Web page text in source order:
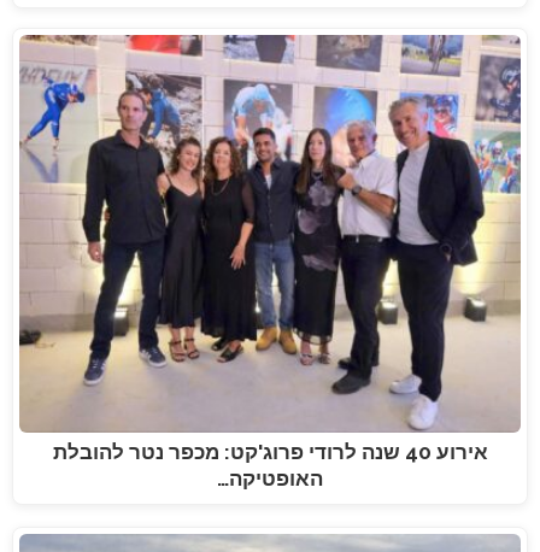
אירוע 40 שנה לרודי פרוג'קט: מכפר נטר להובלת
האופטיקה…